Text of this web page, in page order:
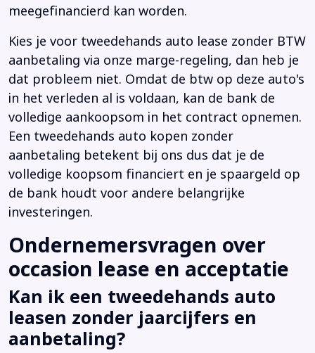
meegefinancierd kan worden.
Kies je voor tweedehands auto lease zonder BTW
aanbetaling via onze marge-regeling, dan heb je
dat probleem niet. Omdat de btw op deze auto's
in het verleden al is voldaan, kan de bank de
volledige aankoopsom in het contract opnemen.
Een tweedehands auto kopen zonder
aanbetaling betekent bij ons dus dat je de
volledige koopsom financiert en je spaargeld op
de bank houdt voor andere belangrijke
investeringen.
Ondernemersvragen over
occasion lease en acceptatie
Kan ik een tweedehands auto
leasen zonder jaarcijfers en
aanbetaling?